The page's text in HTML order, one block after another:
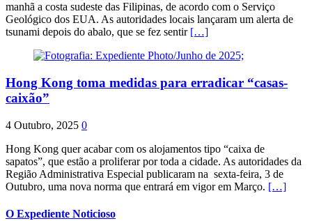
manhã a costa sudeste das Filipinas, de acordo com o Serviço
Geológico dos EUA. As autoridades locais lançaram um alerta de
tsunami depois do abalo, que se fez sentir […]
Hong Kong toma medidas para erradicar “casas-
caixão”
4 Outubro, 2025 0
Hong Kong quer acabar com os alojamentos tipo “caixa de
sapatos”, que estão a proliferar por toda a cidade. As autoridades da
Região Administrativa Especial publicaram na sexta-feira, 3 de
Outubro, uma nova norma que entrará em vigor em Março. […]
O Expediente Noticioso